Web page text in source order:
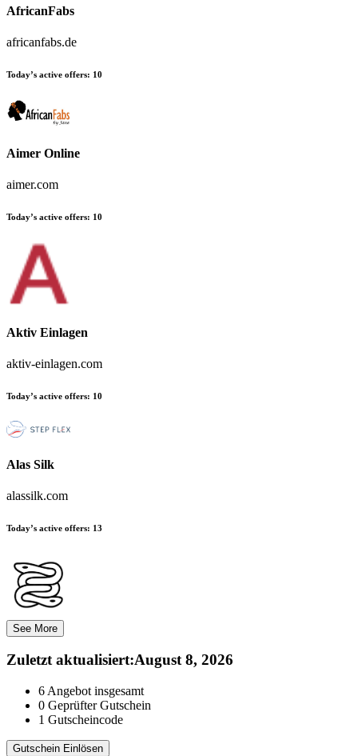
AfricanFabs
africanfabs.de
Today’s active offers: 10
Aimer Online
aimer.com
Today’s active offers: 10
Aktiv Einlagen
aktiv-einlagen.com
Today’s active offers: 10
Alas Silk
alassilk.com
Today’s active offers: 13
See More
Zuletzt aktualisiert:August 8, 2026
6 Angebot insgesamt
0 Geprüfter Gutschein
1 Gutscheincode
Gutschein Einlösen